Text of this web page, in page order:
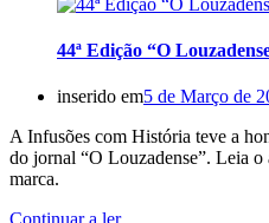
44ª Edição “O
inserido em5 de Março de
A Infusões com História teve a
do jornal “O Louzadense”. Leia o
marca.